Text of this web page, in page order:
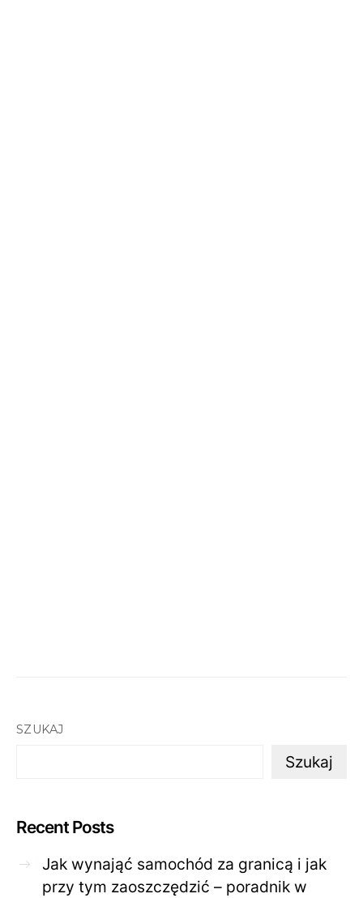
SZUKAJ
Szukaj
Recent Posts
Jak wynająć samochód za granicą i jak
przy tym zaoszczędzić – poradnik w